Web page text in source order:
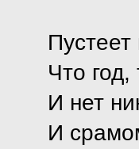
Пустеет
Что
И нет
И